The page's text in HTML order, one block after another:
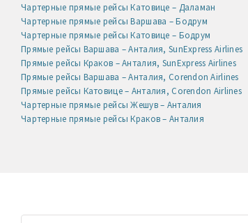
Чартерные прямые рейсы Катовице – Даламан
Чартерные прямые рейсы Варшава – Бодрум
Чартерные прямые рейсы Катовице – Бодрум
Прямые рейсы Варшава – Анталия, SunExpress Airlines
Прямые рейсы Краков – Анталия, SunExpress Airlines
Прямые рейсы Варшава – Анталия, Corendon Airlines
Прямые рейсы Катовице – Анталия, Corendon Airlines
Чартерные прямые рейсы Жешув – Анталия
Чартерные прямые рейсы Краков – Анталия